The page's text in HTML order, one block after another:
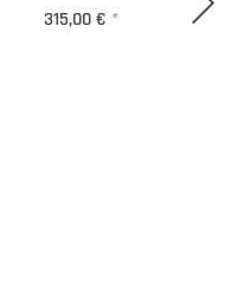
315,00 € *